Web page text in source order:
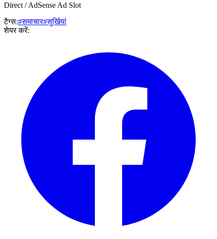
Direct / AdSense Ad Slot
टैग्स:#समाचार#सुर्खियां
शेयर करें: